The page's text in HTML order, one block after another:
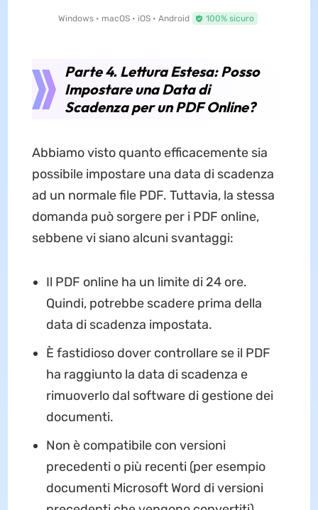
Windows • macOS • iOS • Android 100% sicuro
Parte 4. Lettura Estesa: Posso
Impostare una Data di
Scadenza per un PDF Online?
Abbiamo visto quanto efficacemente sia
possibile impostare una data di scadenza
ad un normale file PDF. Tuttavia, la stessa
domanda può sorgere per i PDF online,
sebbene vi siano alcuni svantaggi:
Il PDF online ha un limite di 24 ore.
Quindi, potrebbe scadere prima della
data di scadenza impostata.
È fastidioso dover controllare se il PDF
ha raggiunto la data di scadenza e
rimuoverlo dal software di gestione dei
documenti.
Non è compatibile con versioni
precedenti o più recenti (per esempio
documenti Microsoft Word di versioni